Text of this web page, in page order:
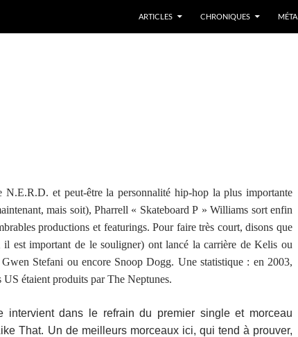
ARTICLES CHRONIQUES MÉTA
et peut-être la personnalité hip-hop la plus importante
mais soit), Pharrell « Skateboard P » Williams sort enfin
productions et featurings. Pour faire très court, disons que
est important de le souligner) ont lancé la carrière de Kelis ou
Stefani ou encore Snoop Dogg. Une statistique : en 2003,
étaient produits par The Neptunes.
intervient dans le refrain du premier single et morceau
That. Un de meilleurs morceaux ici, qui tend à prouver,